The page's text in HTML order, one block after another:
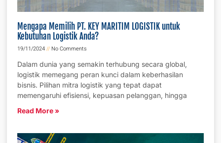
Mengapa Memilih PT. KEY MARITIM LOGISTIK untuk
Kebutuhan Logistik Anda?
19/11/2024
No Comments
Dalam dunia yang semakin terhubung secara global,
logistik memegang peran kunci dalam keberhasilan
bisnis. Pilihan mitra logistik yang tepat dapat
memengaruhi efisiensi, kepuasan pelanggan, hingga
Read More »